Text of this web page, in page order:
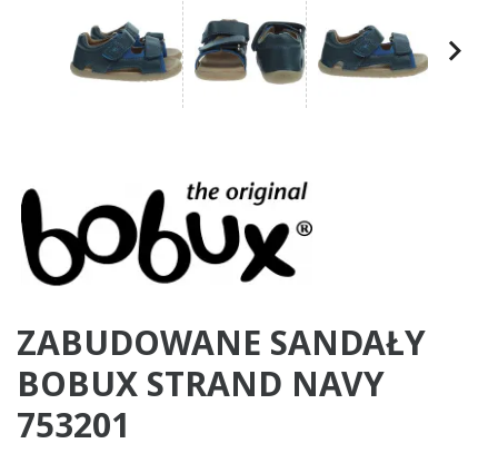
ZABUDOWANE SANDAŁY
BOBUX STRAND NAVY
753201